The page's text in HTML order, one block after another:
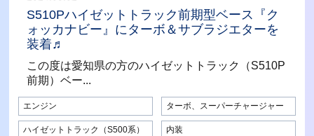
S510Pハイゼットトラック前期型ベース『ク
ォッカナビー』にターボ＆サブラジエターを
装着♬
この度は愛知県の方のハイゼットトラック（S510P
前期）ベー...
エンジン ターボ、スーパーチャージャー
ハイゼットトラック（S500系） 内装